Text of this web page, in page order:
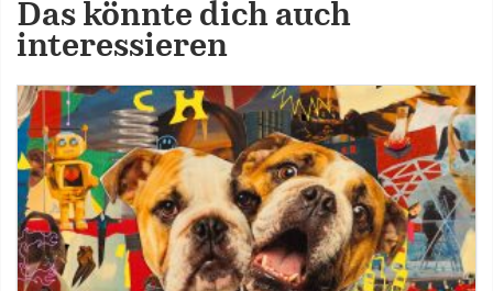
Das könnte dich auch
interessieren